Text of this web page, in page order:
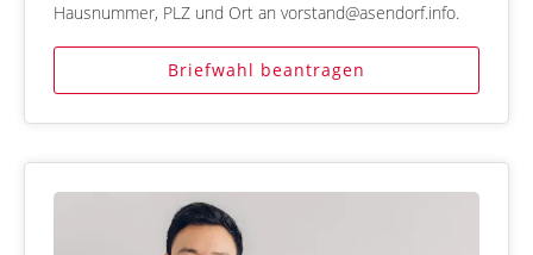
Hausnummer, PLZ und Ort an vorstand@asendorf.info.
Briefwahl beantragen